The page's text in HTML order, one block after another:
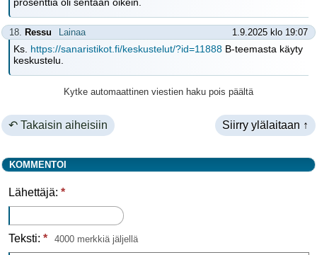
18. Ressu Lainaa 1.9.2025 klo 19:07
Ks. https://sanaristikot.fi/keskustelut/?id=11888 B-teemasta käyty
keskustelu.
Kytke automaattinen viestien haku pois päältä
↶ Takaisin aiheisiin Siirry ylälaitaan ↑
KOMMENTOI
Lähettäjä: *
Teksti: * 4000 merkkiä jäljellä